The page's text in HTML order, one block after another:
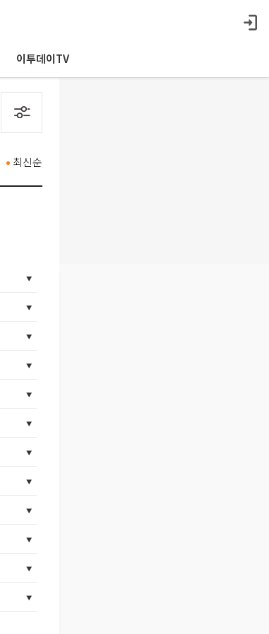
이투데이TV
최신순